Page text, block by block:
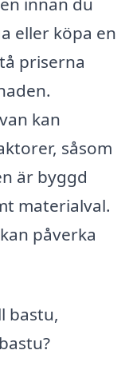
eller köpa en
priserna
kan
såsom
är byggd
materialval.
påverka
bastu,